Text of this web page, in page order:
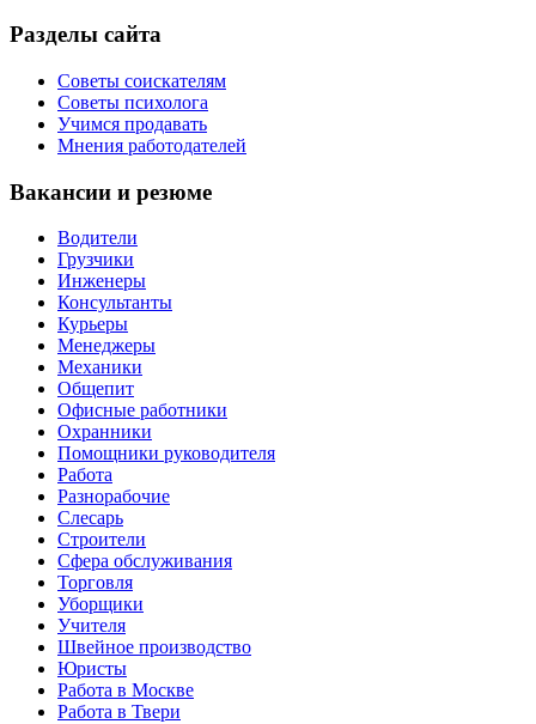
Разделы сайта
Советы соискателям
Советы психолога
Учимся продавать
Мнения работодателей
Вакансии и резюме
Водители
Грузчики
Инженеры
Консультанты
Курьеры
Менеджеры
Механики
Общепит
Офисные работники
Охранники
Помощники руководителя
Работа
Разнорабочие
Слесарь
Строители
Сфера обслуживания
Торговля
Уборщики
Учителя
Швейное производство
Юристы
Работа в Москве
Работа в Твери